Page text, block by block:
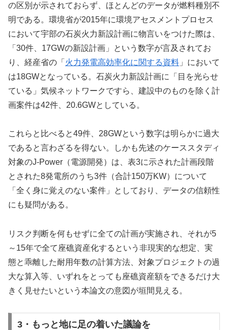
の区別が示されておらず、ほとんどのデータが燃料種別不
明である。環境省が2015年に環境アセスメントプロセス
において宇部の石炭火力新設計画に物言いをつけた際は、
「30件、17GWの新設計画」という数字が言及されてお
り、経産省の「 火力発電高効率化に関する資料 」において
は18GWとなっている。石炭火力新設計画に「目を光らせ
ている」気候ネットワークですら、建設中のものを除く計
画案件は42件、20.6GWとしている。
これらと比べると49件、28GWという数字は明らかに過大
であると言わざるを得ない。しかも先述のケーススタディ
対象のJ-Power（電源開発）は、表3に示された計画段階
とされた8発電所のうち3件（合計150万KW）について
「全く身に覚えのない案件」としており、データの信頼性
にも疑問がある。
リスク判断を何もせずに全ての計画が実施され、それが5
～15年で全て座礁資産化するという非現実的な想定、実
態と乖離した耐用年数の計算方法、対象プロジェクトの過
大な算入等、いずれをとっても座礁資産額をできるだけ大
きく見せたいという本論文の意図が垣間見える。
3・もっと地に足の着いた議論を